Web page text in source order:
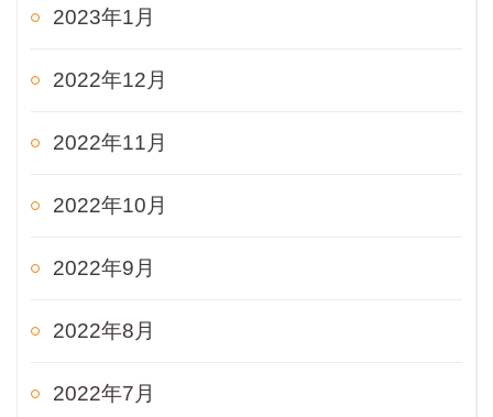
2023年1月
2022年12月
2022年11月
2022年10月
2022年9月
2022年8月
2022年7月